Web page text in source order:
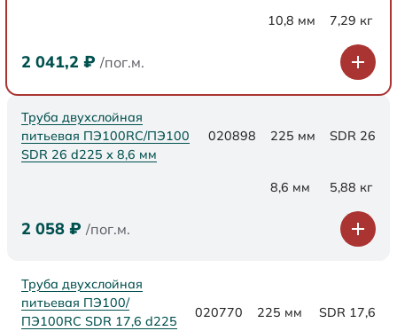
10,8 мм 7,29 кг
2 041,2 ₽ /пог.м.
Труба двухслойная
питьевая ПЭ100RC/ПЭ100
SDR 26 d225 х 8,6 мм
020898 225 мм SDR 26
8,6 мм 5,88 кг
2 058 ₽ /пог.м.
Труба двухслойная
питьевая ПЭ100/
ПЭ100RC SDR 17,6 d225
020770 225 мм SDR 17,6